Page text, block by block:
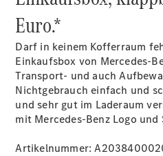
Übersicht
Digitale
Extras
Euro.*
Darf in keinem Kofferraum
Einkaufsbox von Mercedes-
Transport- und auch
Nichtgebrauch einfach und
und sehr gut im Laderaum
mit Mercedes-Benz Logo
Artikelnummer: